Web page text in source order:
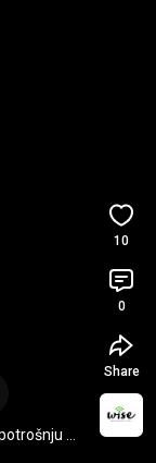
10
0
Share